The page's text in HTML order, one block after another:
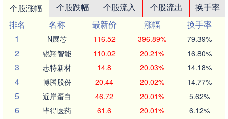
个股涨幅 个股跌幅 个股流入 个股流出
换手率
排名
名称 最新价 涨幅
换手率
1
N展芯 116.52 396.89% 79.39%
2 锐翔智能 110.02 20.21% 16.80%
3 志特新材 14.8 20.03% 14.18%
4 博腾股份 20.44 20.02% 14.77%
5 近岸蛋白 46.72 20.01% 5.62%
6 毕得医药 61.6 20.01% 6.12%